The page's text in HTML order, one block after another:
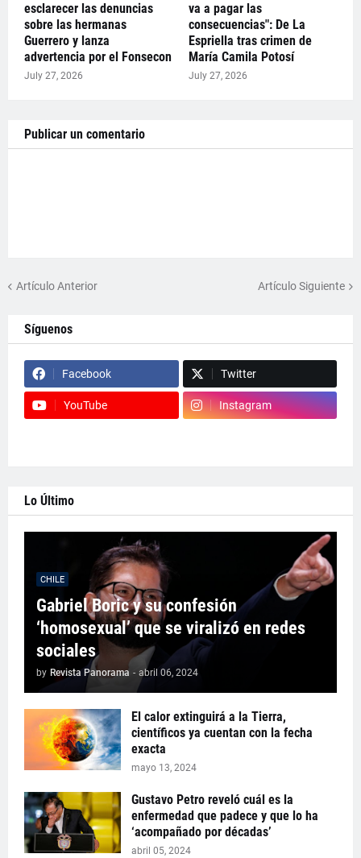
esclarecer las denuncias
sobre las hermanas
Guerrero y lanza
advertencia por el Fonsecon
July 27, 2026
va a pagar las
consecuencias": De La
Espriella tras crimen de
María Camila Potosí
July 27, 2026
Publicar un comentario
Artículo Anterior Artículo Siguiente
Síguenos
Facebook Twitter
YouTube Instagram
Lo Último
CHILE
Gabriel Boric y su confesión
‘homosexual’ que se viralizó en redes
sociales
by Revista Panorama - abril 06, 2024
El calor extinguirá a la Tierra,
científicos ya cuentan con la fecha
exacta
mayo 13, 2024
Gustavo Petro reveló cuál es la
enfermedad que padece y que lo ha
‘acompañado por décadas’
abril 05, 2024